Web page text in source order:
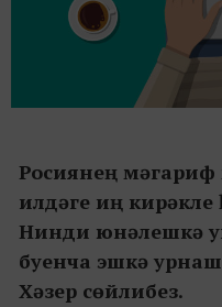
Росиянең
илдәге иң
Нинди юнәлешкә
буенча эшкә
Хәзер сөйлибез.